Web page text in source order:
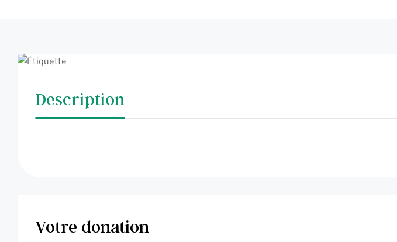
Description
Votre donation